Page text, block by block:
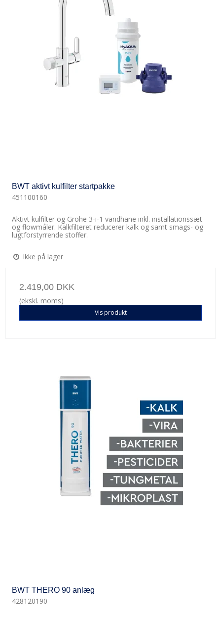
BWT aktivt kulfilter startpakke
451100160
Aktivt kulfilter og Grohe 3-i-1 vandhane inkl. installationssæt
og flowmåler. Kalkfilteret reducerer kalk og samt smags- og
lugtforstyrrende stoffer.
Ikke på lager
2.419,00 DKK
(ekskl. moms)
Vis produkt
BWT THERO 90 anlæg
428120190